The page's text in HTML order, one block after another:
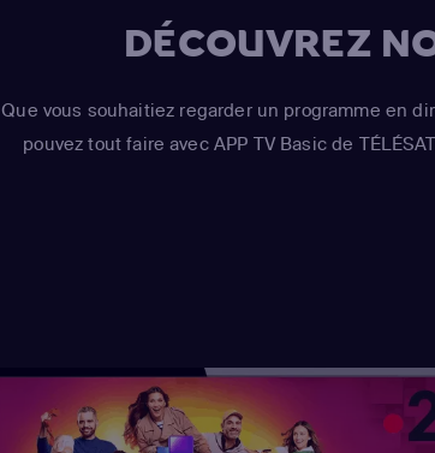
DÉCOUVREZ
Que vous souhaitiez regarder un programme en
pouvez tout faire avec APP TV Basic de